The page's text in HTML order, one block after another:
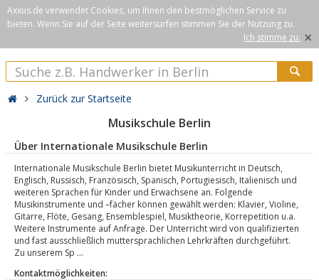
Axxus.de verwendet Cookies, um Ihnen den bestmöglichen Service zu
bieten. Wenn Sie auf der Seite weitersurfen stimmen Sie der Nutzung zu.
Ich stimme zu. ×
Zurück zur Startseite
Musikschule Berlin
Über Internationale Musikschule Berlin
Internationale Musikschule Berlin bietet Musikunterricht in Deutsch,
Englisch, Russisch, Französisch, Spanisch, Portugiesisch, Italienisch und
weiteren Sprachen für Kinder und Erwachsene an. Folgende
Musikinstrumente und –fächer können gewählt werden: Klavier, Violine,
Gitarre, Flöte, Gesang, Ensemblespiel, Musiktheorie, Korrepetition u.a.
Weitere Instrumente auf Anfrage. Der Unterricht wird von qualifizierten
und fast ausschließlich muttersprachlichen Lehrkräften durchgeführt.
Zu unserem Sp ...
Kontaktmöglichkeiten: